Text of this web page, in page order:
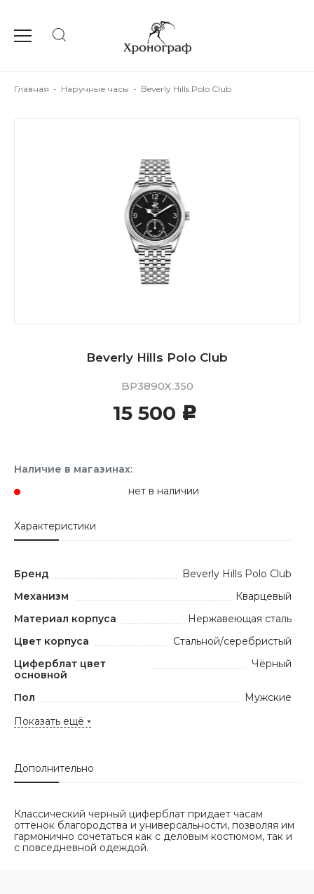
Главная - Наручные часы - Beverly Hills Polo Club
Beverly Hills Polo Club
BP3890X.350
15 500 c
Наличие в магазинах:
нет в наличии
Характеристики
Бренд
Beverly Hills Polo Club
Механизм
Кварцевый
Материал корпуса
Нержавеющая сталь
Цвет корпуса
Стальной/серебристый
Циферблат цвет
основной
Чёрный
Пол
Мужские
Показать ещё
Дополнительно
Классический черный циферблат придает часам
оттенок благородства и универсальности, позволяя им
гармонично сочетаться как с деловым костюмом, так и
с повседневной одеждой.